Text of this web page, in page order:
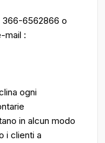
366-6562866 o
mail :
ogni
in alcun modo
i clienti a